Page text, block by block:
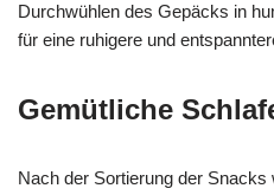
Durchwühlen des Gepäcks in
für eine ruhigere und
Gemütliche
Nach der Sortierung der Snacks